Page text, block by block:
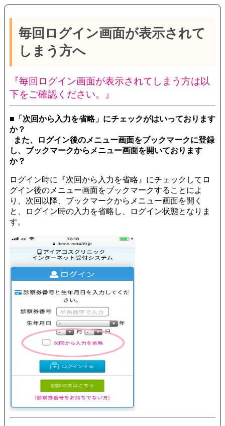
毎回ログイン画面が表示されて
しまう方へ
『毎回ログイン画面が表示されてしまう方は以
下をご確認ください。』
■「次回から入力を省略」にチェックがはいっております
か？
また、ログイン後のメニュー画面をブックマークに登録
し、ブックマークからメニュー画面を開いております
か？
ログイン時に『次回から入力を省略』にチェックしてロ
グイン後のメニュー画面をブックマークすることによ
り、次回以降、ブックマークからメニュー画面を開く
と、ログイン時の入力を省略し、ログイン状態となりま
す。